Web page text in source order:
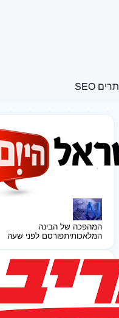
המהפכה של הבינה
המלאכותיתפורסם לפני שעה